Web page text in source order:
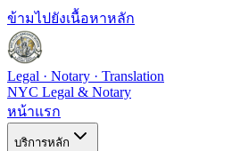
ข้ามไปยังเนื้อหาหลัก
Legal · Notary · Translation
NYC Legal & Notary
หน้าแรก
บริการหลัก